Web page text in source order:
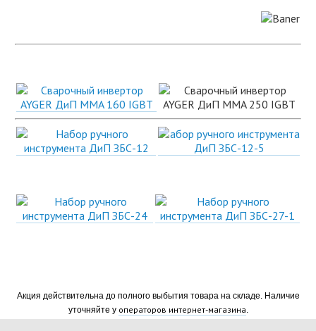
Акция действительна до полного выбытия товара на складе. Наличие
уточняйте у операторов интернет-магазина.